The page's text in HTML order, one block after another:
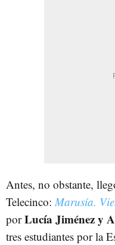
Antes, no obstante,
Telecinco: Marusía.
porLucía Jiménez y
tres estudiantes por la